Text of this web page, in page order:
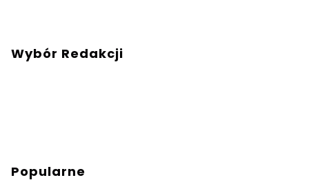
Wybór Redakcji
Popularne